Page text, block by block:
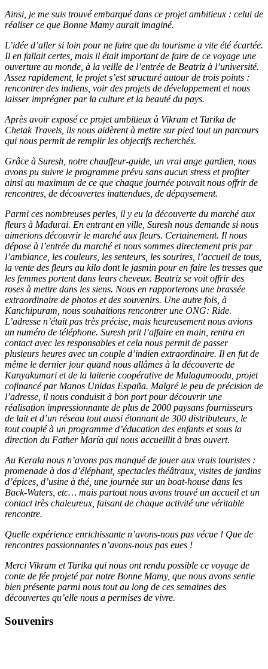
Ainsi, je me suis trouvé embarqué dans ce projet ambitieux : celui de
réaliser ce que Bonne Mamy aurait imaginé.
L’idée d’aller si loin pour ne faire que du tourisme a vite été écartée.
Il en fallait certes, mais il était important de faire de ce voyage une
ouverture au monde, à la veille de l’entrée de Beatriz à l’université.
Assez rapidement, le projet s’est structuré autour de trois points :
rencontrer des indiens, voir des projets de développement et nous
laisser imprégner par la culture et la beauté du pays.
Après avoir exposé ce projet ambitieux à Vikram et Tarika de
Chetak Travels, ils nous aidèrent à mettre sur pied tout un parcours
qui nous permit de remplir les objectifs recherchés.
Grâce à Suresh, notre chauffeur-guide, un vrai ange gardien, nous
avons pu suivre le programme prévu sans aucun stress et profiter
ainsi au maximum de ce que chaque journée pouvait nous offrir de
rencontres, de découvertes inattendues, de dépaysement.
Parmi ces nombreuses perles, il y eu la découverte du marché aux
fleurs à Madurai. En entrant en ville, Suresh nous demande si nous
aimerions découvrir le marché aux fleurs. Certainement. Il nous
dépose à l’entrée du marché et nous sommes directement pris par
l’ambiance, les couleurs, les senteurs, les sourires, l’accueil de tous,
la vente des fleurs au kilo dont le jasmin pour en faire les tresses que
les femmes portent dans leurs cheveux. Beatriz se voit offrir des
roses à mettre dans les siens. Nous en rapporterons une brassée
extraordinaire de photos et des souvenirs. Une autre fois, à
Kanchipuram, nous souhaitions rencontrer une ONG: Ride.
L’adresse n’était pas très précise, mais heureusement nous avions
un numéro de téléphone. Suresh prit l’affaire en main, rentra en
contact avec les responsables et cela nous permit de passer
plusieurs heures avec un couple d’indien extraordinaire. Il en fut de
même le dernier jour quand nous allâmes à la découverte de
Kanyakumari et de la laiterie coopérative de Mulagumoodu, projet
cofinancé par Manos Unidas España. Malgré le peu de précision de
l’adresse, il nous conduisit à bon port pour découvrir une
réalisation impressionnante de plus de 2000 paysans fournisseurs
de lait et d’un réseau tout aussi étonnant de 300 distributeurs, le
tout couplé à un programme d’éducation des enfants et sous la
direction du Father María qui nous accueillit à bras ouvert.
Au Kerala nous n’avons pas manqué de jouer aux vrais touristes :
promenade à dos d’éléphant, spectacles théâtraux, visites de jardins
d’épices, d’usine à thé, une journée sur un boat-house dans les
Back-Waters, etc… mais partout nous avons trouvé un accueil et un
contact très chaleureux, faisant de chaque activité une véritable
rencontre.
Quelle expérience enrichissante n’avons-nous pas vécue ! Que de
rencontres passionnantes n’avons-nous pas eues !
Merci Vikram et Tarika qui nous ont rendu possible ce voyage de
conte de fée projeté par notre Bonne Mamy, que nous avons sentie
bien présente parmi nous tout au long de ces semaines des
découvertes qu’elle nous a permises de vivre.
Souvenirs